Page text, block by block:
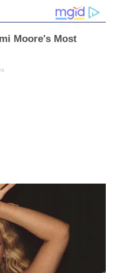
Moore's Most